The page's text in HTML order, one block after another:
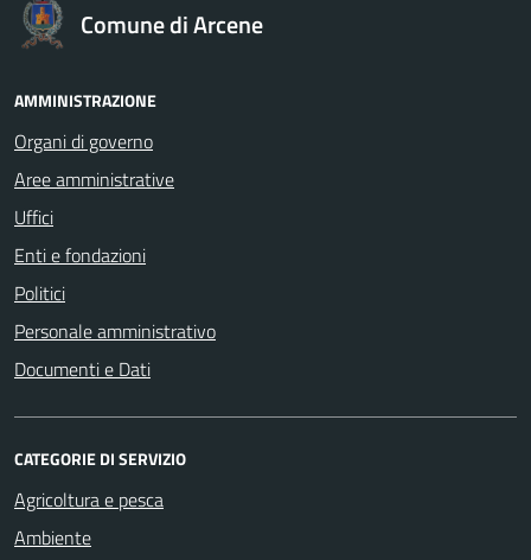
Comune di Arcene
AMMINISTRAZIONE
Organi di governo
Aree amministrative
Uffici
Enti e fondazioni
Politici
Personale amministrativo
Documenti e Dati
CATEGORIE DI SERVIZIO
Agricoltura e pesca
Ambiente